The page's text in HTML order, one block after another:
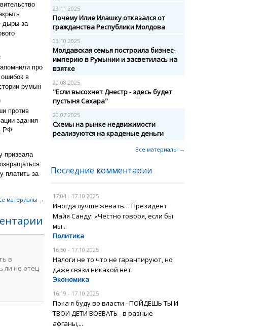
дыры за
про
в
румын
против
здания
РФ
призвала
платить за
материалы →
в
ли не отец
23.11.2025
Почему Илие Илашку отказался от
гражданства Республики Молдова
03.10.2025
Молдавская семья построила бизнес-
империю в Румынии и засветилась на
взятке
20.08.2025
"Если высохнет Днестр - здесь будет
пустыня Сахара"
20.07.2025
Схемы на рынке недвижимости
реализуются на краденые деньги
Все материалы →
Последние комментарии
17:04 - 17.10.2025
Иногда лучше жевать… Президент
Майя Санду: «Честно говоря, если бы
мы...
Политика
16:50 - 17.10.2025
Налоги не то что не гарантируют, но
даже связи никакой нет.
Экономика
16:19 - 17.10.2025
Пока я буду во власти - ПОЙДЁШЬ ТЫ И
ТВОИ ДЕТИ ВОЕВАТЬ - в разные
афганы,...